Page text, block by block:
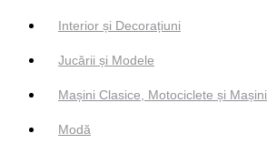
Interior și Decorațiuni
Jucării și Modele
Mașini Clasice, Motociclete și Mașini
Modă